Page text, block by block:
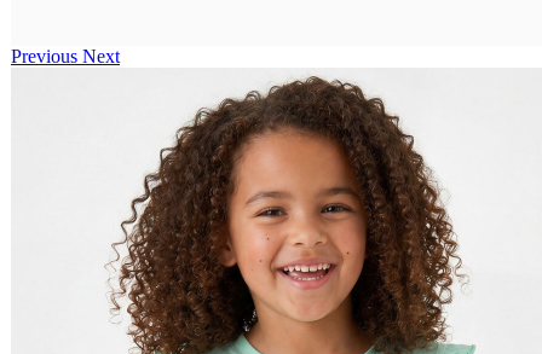
Previous Next